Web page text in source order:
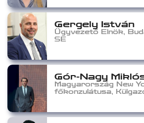
Gergely István
Ügyvezető Elnök,
SE
Gór-Nagy
Magyarország New
főkonzulátusa,